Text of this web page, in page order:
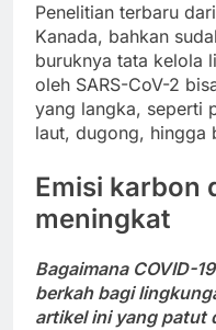
Penelitian terbaru
Kanada, bahkan
buruknya tata kelola
oleh SARS-CoV-2
yang langka, seperti
laut, dugong, hingga
Emisi karbon
meningkat
Bagaimana COVID-
berkah bagi
artikel ini yang patut